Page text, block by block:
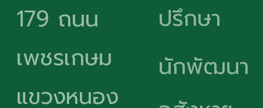
179 ถนน
เพชรเกษม
แขวงหนอง
ปรึกษา
นักพัฒนา